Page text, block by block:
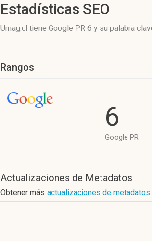
Estadísticas SEO
Umag.cl tiene Google PR 6 y su palabra
Rangos
6
Google PR
Actualizaciones de Metadatos
Obtener más actualizaciones de metadatos